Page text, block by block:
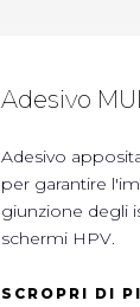
Adesivo
Adesivo
per garantire
giunzione degli
schermi HPV.
SCROPRI DI